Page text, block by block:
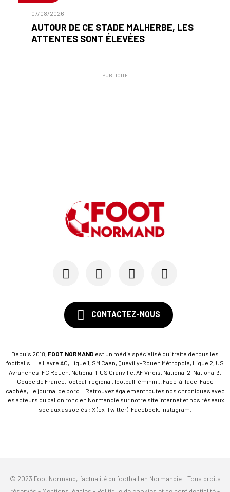
07/08/2026
AUTOUR DE CE STADE MALHERBE, LES
ATTENTES SONT ÉLEVÉES
PUBLICITÉ
CONTACTEZ-NOUS
Depuis 2018, FOOT NORMAND est un média spécialisé qui traite de tous les
footballs : Le Havre AC, Ligue 1, SM Caen, Quevilly-Rouen Métropole, Ligue 2, US
Avranches, FC Rouen, National 1, US Granville, AF Virois, National 2, National 3,
Coupe de France, football régional, football féminin... Face-à-face, Face
cachée, Le journal de bord... Retrouvez également toutes nos chroniques avec
les acteurs du ballon rond en Normandie sur notre site internet et nos réseaux
sociaux associés : X (ex-Twitter), Facebook, Instagram.
© 2023 Foot Normand, l’actualité du football en Normandie - Tous droits